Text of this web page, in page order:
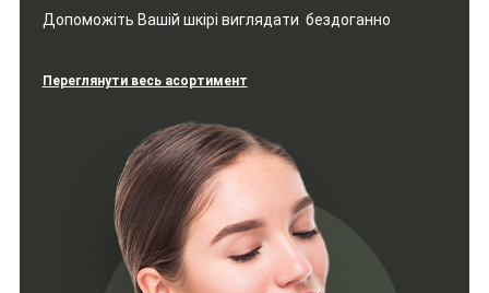
Допоможіть Вашій шкірі виглядати бездоганно
Переглянути весь асортимент